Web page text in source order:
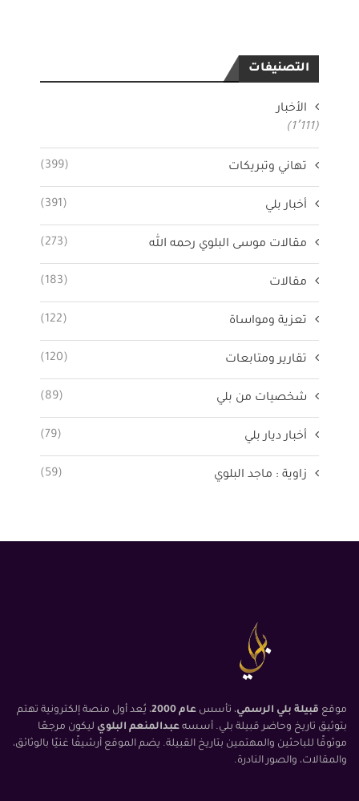
التصنيفات
الأخبار
(1٬111)
تهاني وتبريكات (399)
أخبار بلي (391)
مقالات موسى البلوي رحمه الله (273)
مقالات (183)
تعزية ومواساة (122)
تقارير ومتابعات (120)
شخصيات من بلي (89)
أخبار ديار بلي (79)
زاوية : ماجد البلوي (59)
موقع قبيلة بلي الرسمي، تأسس عام 2000
، يُعد أول منصة إلكترونية تهتم
بتوثيق تاريخ وحاضر قبيلة بلي. أسسه عبدالمنعم البلوي ليكون مرجعًا
موثوقًا للباحثين والمهتمين بتاريخ القبيلة. يضم الموقع أرشيفًا غنيًا بالوثائق،
والمقالات، والصور النادرة.